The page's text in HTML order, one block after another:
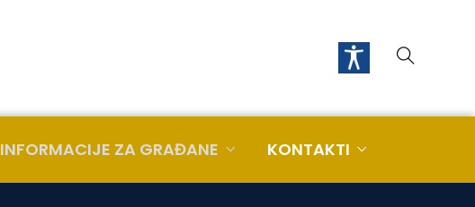
INFORMACIJE ZA GRAĐANE KONTAKTI